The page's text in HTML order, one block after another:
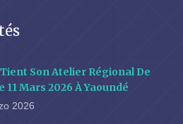
Tient Son Atelier Régional De
11 Mars 2026 À Yaoundé
2026